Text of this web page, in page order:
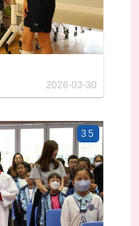
2026-03-30
35